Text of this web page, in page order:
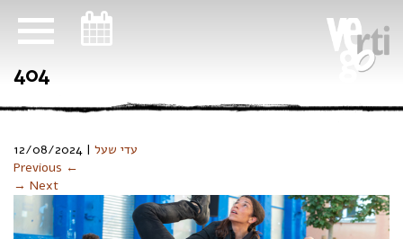
404
עדי שעל |
12/08/2024
Previous ←
→ Next